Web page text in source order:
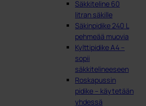
Säkkiteline 60
litran säkille
Säkinpidike 240 L
pehmeää muovia
Kylttipidike A4 –
sopii
säkkitelineeseen
Roskapussin
pidike – käytetään
yhdessä